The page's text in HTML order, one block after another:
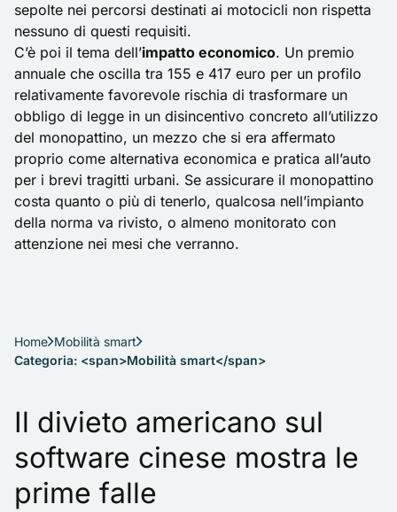
sepolte nei percorsi destinati ai motocicli non rispetta
nessuno di questi requisiti.
C’è poi il tema dell’impatto economico. Un premio
annuale che oscilla tra 155 e 417 euro per un profilo
relativamente favorevole rischia di trasformare un
obbligo di legge in un disincentivo concreto all’utilizzo
del monopattino, un mezzo che si era affermato
proprio come alternativa economica e pratica all’auto
per i brevi tragitti urbani. Se assicurare il monopattino
costa quanto o più di tenerlo, qualcosa nell’impianto
della norma va rivisto, o almeno monitorato con
attenzione nei mesi che verranno.
Home Mobilità smart
Categoria: <span>Mobilità smart</span>
Il divieto americano sul
software cinese mostra le
prime falle